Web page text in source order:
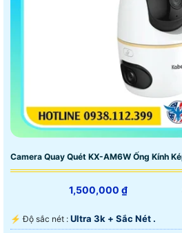
Camera Quay Quét KX-AM6W Ống Kính
1,500,000 ₫
️⚡ Độ sắc nét : Ultra 3k + Sắc Nét .